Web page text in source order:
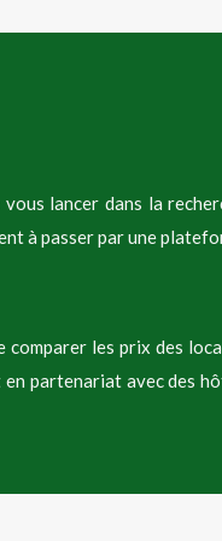
lancer dans la
à passer par une
les prix des
partenariat avec des